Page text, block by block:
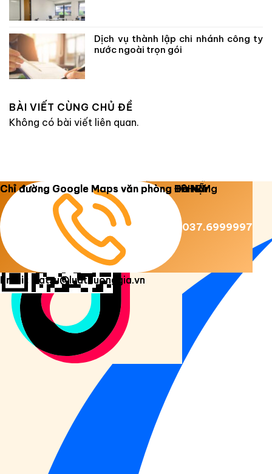
Dịch vụ thành lập chi nhánh công ty
nước ngoài trọn gói
BÀI VIẾT CÙNG CHỦ ĐỀ
Không có bài viết liên quan.
Copyright 2026 © Luật Dương Gia